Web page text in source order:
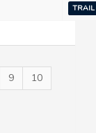
9
10